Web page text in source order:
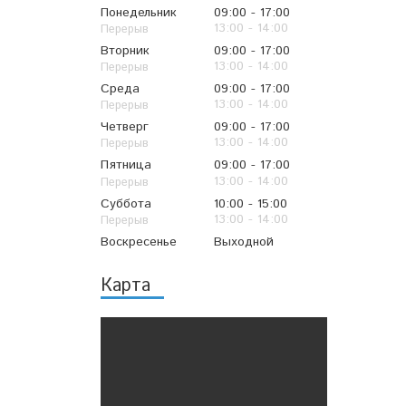
Понедельник 09:00
17:00
13:00
14:00
Вторник
09:00
17:00
13:00
14:00
Среда
09:00
17:00
13:00
14:00
Четверг
09:00
17:00
13:00
14:00
Пятница
09:00
17:00
13:00
14:00
Суббота
10:00
15:00
13:00
14:00
Воскресенье
Выходной
Карта